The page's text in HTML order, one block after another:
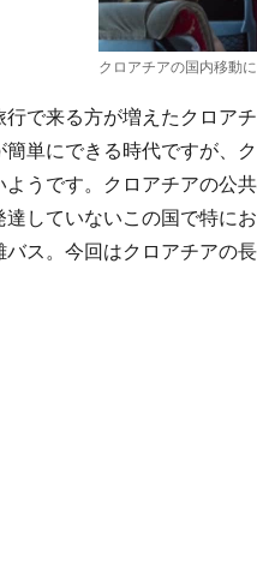
クロアチアの国内移動
行で来る方が増えたクロア
簡単にできる時代ですが、
ようです。クロアチアの公
達していないこの国で特に
バス。今回はクロアチアの